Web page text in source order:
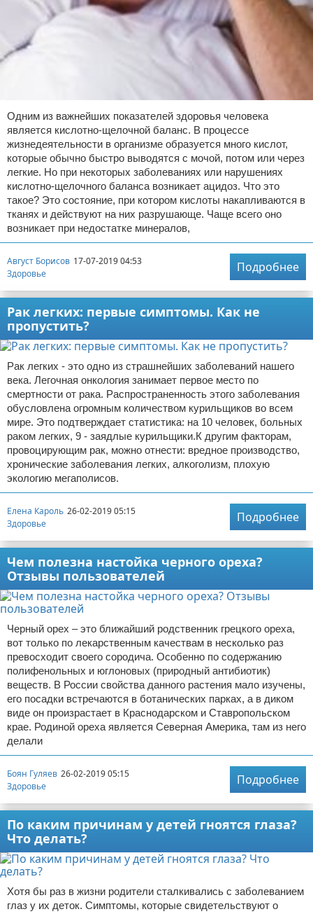
Одним из важнейших показателей здоровья человека
является кислотно-щелочной баланс. В процессе
жизнедеятельности в организме образуется много кислот,
которые обычно быстро выводятся с мочой, потом или через
легкие. Но при некоторых заболеваниях или нарушениях
кислотно-щелочного баланса возникает ацидоз. Что это
такое? Это состояние, при котором кислоты накапливаются в
тканях и действуют на них разрушающе. Чаще всего оно
возникает при недостатке минералов,
Август Борисов 17-07-2019 04:53
Здоровье
Подробнее
Рак легких: первые симптомы. Как не
пропустить?
Рак легких - это одно из страшнейших заболеваний нашего
века. Легочная онкология занимает первое место по
смертности от рака. Распространенность этого заболевания
обусловлена огромным количеством курильщиков во всем
мире. Это подтверждает статистика: на 10 человек, больных
раком легких, 9 - заядлые курильщики.К другим факторам,
провоцирующим рак, можно отнести: вредное производство,
хронические заболевания легких, алкоголизм, плохую
экологию мегаполисов.
Елена Кароль 26-02-2019 05:15
Здоровье
Подробнее
Чем полезна настойка черного ореха?
Отзывы пользователей
Черный орех – это ближайший родственник грецкого ореха,
вот только по лекарственным качествам в несколько раз
превосходит своего сородича. Особенно по содержанию
полифенольных и юглоновых (природный антибиотик)
веществ. В России свойства данного растения мало изучены,
его посадки встречаются в ботанических парках, а в диком
виде он произрастает в Краснодарском и Ставропольском
крае. Родиной ореха является Северная Америка, там из него
делали
Боян Гуляев 26-02-2019 05:15
Здоровье
Подробнее
По каким причинам у детей гноятся глаза?
Что делать?
Хотя бы раз в жизни родители сталкивались с заболеванием
глаз у их деток. Симптомы, которые свидетельствуют о